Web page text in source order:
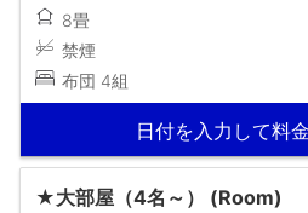
8畳
禁煙
布団 4組
日付を入力して料
★大部屋（4名～） (Room)